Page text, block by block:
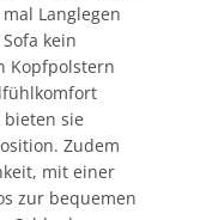
Langlegen
kein
Kopfpolstern
sie
Zudem
mit einer
zur bequemen